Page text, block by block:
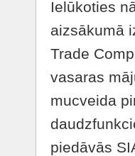
Ielūkoties
aizsākumā
Trade
vasaras
mucveida
piedāvās